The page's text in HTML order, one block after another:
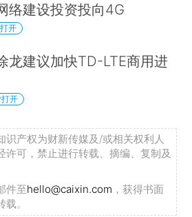
络建设投资投向4G
开
龙建议加快TD-LTE商用进
开
识产权为财新传媒及/或相关权利人
许可，禁止进行转载、摘编、复制及
件至hello@caixin.com ，获得书面
。